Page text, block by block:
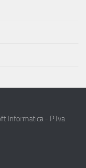
Informatica - P.Iva